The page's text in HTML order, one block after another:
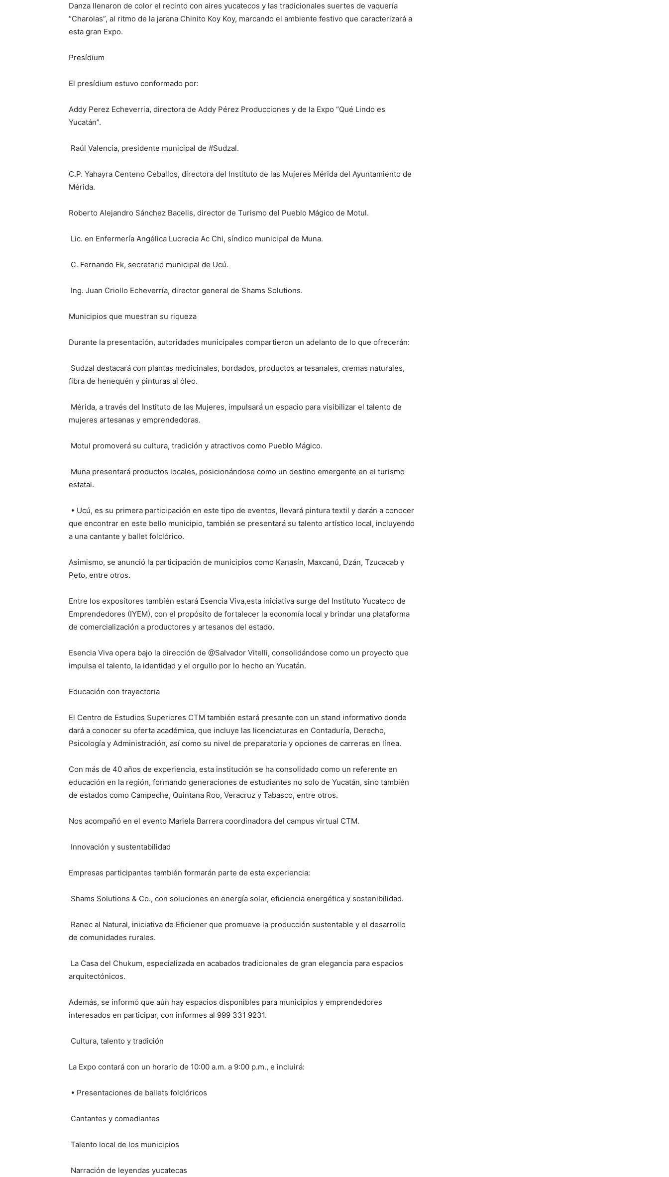
Danza llenaron de color el recinto con aires yucatecos y las tradicionales suertes de vaquería
“Charolas”, al ritmo de la jarana Chinito Koy Koy, marcando el ambiente festivo que caracterizará a
esta gran Expo.
Presídium
El presídium estuvo conformado por:
Addy Perez Echeverria, directora de Addy Pérez Producciones y de la Expo “Qué Lindo es
Yucatán”.
Raúl Valencia, presidente municipal de #Sudzal.
C.P. Yahayra Centeno Ceballos, directora del Instituto de las Mujeres Mérida del Ayuntamiento de
Mérida.
Roberto Alejandro Sánchez Bacelis, director de Turismo del Pueblo Mágico de Motul.
Lic. en Enfermería Angélica Lucrecia Ac Chi, síndico municipal de Muna.
C. Fernando Ek, secretario municipal de Ucú.
Ing. Juan Criollo Echeverría, director general de Shams Solutions.
Municipios que muestran su riqueza
Durante la presentación, autoridades municipales compartieron un adelanto de lo que ofrecerán:
Sudzal destacará con plantas medicinales, bordados, productos artesanales, cremas naturales,
fibra de henequén y pinturas al óleo.
Mérida, a través del Instituto de las Mujeres, impulsará un espacio para visibilizar el talento de
mujeres artesanas y emprendedoras.
Motul promoverá su cultura, tradición y atractivos como Pueblo Mágico.
Muna presentará productos locales, posicionándose como un destino emergente en el turismo
estatal.
• Ucú, es su primera participación en este tipo de eventos, llevará pintura textil y darán a conocer
que encontrar en este bello municipio, también se presentará su talento artístico local, incluyendo
a una cantante y ballet folclórico.
Asimismo, se anunció la participación de municipios como Kanasín, Maxcanú, Dzán, Tzucacab y
Peto, entre otros.
Entre los expositores también estará Esencia Viva,esta iniciativa surge del Instituto Yucateco de
Emprendedores (IYEM), con el propósito de fortalecer la economía local y brindar una plataforma
de comercialización a productores y artesanos del estado.
Esencia Viva opera bajo la dirección de @Salvador Vitelli, consolidándose como un proyecto que
impulsa el talento, la identidad y el orgullo por lo hecho en Yucatán.
Educación con trayectoria
El Centro de Estudios Superiores CTM también estará presente con un stand informativo donde
dará a conocer su oferta académica, que incluye las licenciaturas en Contaduría, Derecho,
Psicología y Administración, así como su nivel de preparatoria y opciones de carreras en línea.
Con más de 40 años de experiencia, esta institución se ha consolidado como un referente en
educación en la región, formando generaciones de estudiantes no solo de Yucatán, sino también
de estados como Campeche, Quintana Roo, Veracruz y Tabasco, entre otros.
Nos acompañó en el evento Mariela Barrera coordinadora del campus virtual CTM.
Innovación y sustentabilidad
Empresas participantes también formarán parte de esta experiencia:
Shams Solutions & Co., con soluciones en energía solar, eficiencia energética y sostenibilidad.
Ranec al Natural, iniciativa de Eficiener que promueve la producción sustentable y el desarrollo
de comunidades rurales.
La Casa del Chukum, especializada en acabados tradicionales de gran elegancia para espacios
arquitectónicos.
Además, se informó que aún hay espacios disponibles para municipios y emprendedores
interesados en participar, con informes al 999 331 9231.
Cultura, talento y tradición
La Expo contará con un horario de 10:00 a.m. a 9:00 p.m., e incluirá:
• Presentaciones de ballets folclóricos
Cantantes y comediantes
Talento local de los municipios
Narración de leyendas yucatecas